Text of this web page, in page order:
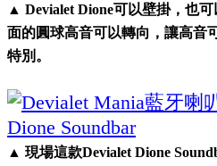
▲ Devialet Dione可以壁掛，也
面的圓球高音可以轉向，讓高音
特別。
▲ 現場這款Devialet Dione